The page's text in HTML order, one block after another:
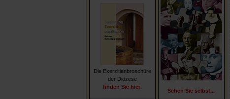
Die Exerzitienbroschüre
der Diözese
finden Sie hier.
Sehen Sie selbst...